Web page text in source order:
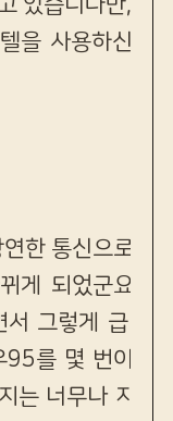
을 사용하신다
한 통신으로 생
게 되었군요.
서 그렇게 급변
95를 몇 번이나
는 너무나 지겹